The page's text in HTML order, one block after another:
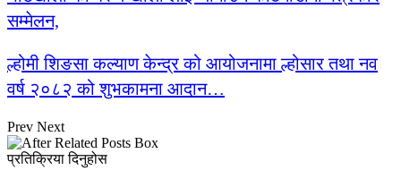
सम्मेलन,
ल्होमी शिङसा कल्याण केन्द्र को आयोजनामा ल्होसार तथा नव
वर्ष २०८२ को शुभकामना आदान…
Prev Next
प्रतिक्रिया दिनुहोस